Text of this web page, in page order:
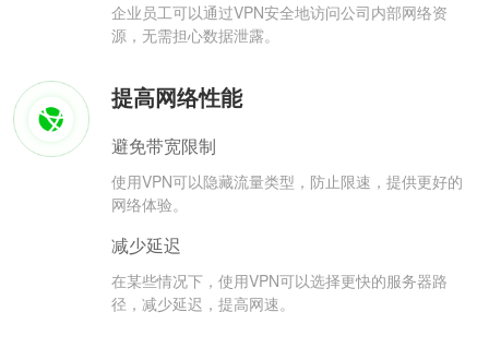
企业员工可以通过VPN安全地访问公司内部网络资
源，无需担心数据泄露。
提高网络性能
避免带宽限制
使用VPN可以隐藏流量类型，防止限速，提供更好的
网络体验。
减少延迟
在某些情况下，使用VPN可以选择更快的服务器路
径，减少延迟，提高网速。